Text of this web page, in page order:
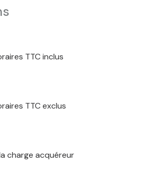
TTC inclus
TTC exclus
charge acquéreur